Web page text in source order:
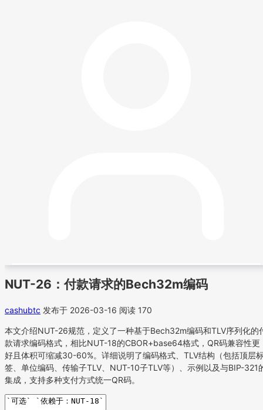
NUT-26：付款请求的Bech32m编码
cashubtc 发布于 2026-03-16 阅读 170
本文介绍NUT-26规范，定义了一种基于Bech32m编码和TLV序列化的
款请求编码格式，相比NUT-18的CBOR+base64格式，QR码兼容性更
好且体积可缩减30-60%。详细说明了编码格式、TLV结构（包括顶层
签、单位编码、传输子TLV、NUT-10子TLV等）、示例以及与BIP-321
集成，支持多种支付方式统一QR码。